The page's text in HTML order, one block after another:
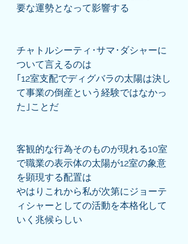
要な運勢となって影響する
チャトルシーティ･サマ･ダシャーに
ついて言えるのは
｢12室支配でディグバラの太陽は決し
て事業の倒産という経験ではなかっ
た｣ことだ
客観的な行為そのものが現れる10室
で職業の表示体の太陽が12室の象意
を顕現する配置は
やはりこれから私が次第にジョーテ
ィシャーとしての活動を本格化して
いく兆候らしい